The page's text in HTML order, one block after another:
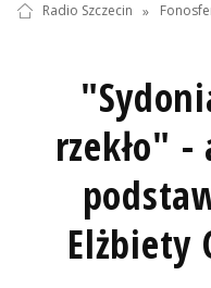
Radio Szczecin »
rzekło"
Elżbiety